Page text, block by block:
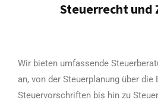
Steuerrecht und
Wir bieten umfassende
an, von der Steuerplanung über die
Steuervorschriften bis hin zu